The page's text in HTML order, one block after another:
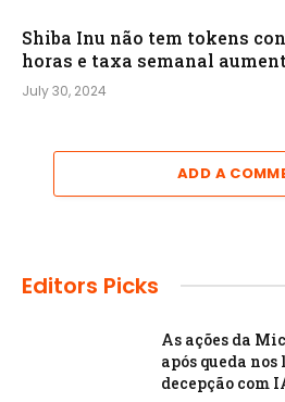
Shiba Inu não tem tokens
horas e taxa semanal
July 30, 2024
ADD A
Editors Picks
As ações da
após queda
decepção com